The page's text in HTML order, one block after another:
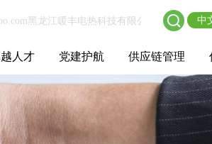
中
人才
才理念
业成长
园招聘
会招聘
工作站
聘动态
党建护航
党建在线
教育实践
供应链管理
供应链介绍
供应链合作